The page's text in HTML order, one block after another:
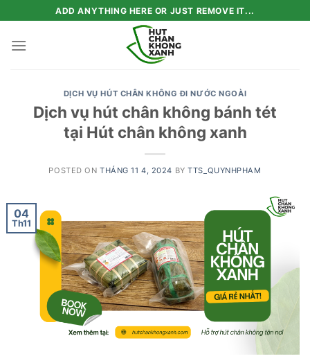
to
content
ADD ANYTHING HERE OR JUST REMOVE IT...
DỊCH VỤ HÚT CHÂN KHÔNG ĐI NƯỚC NGOÀI
Dịch vụ hút chân không bánh tét
tại Hút chân không xanh
POSTED ONTHÁNG 11 4, 2024 BYTTS_QUYNHPHAM
04
Th11